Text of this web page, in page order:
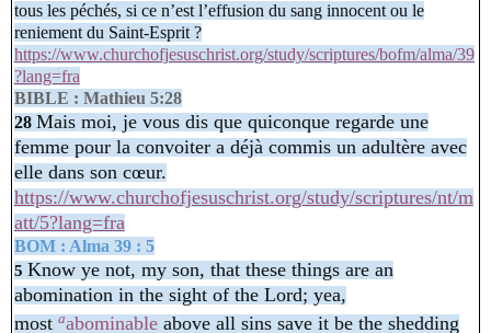
tous les péchés, si ce n’est l’effusion du sang innocent ou le
reniement du Saint-Esprit ?
https://www.churchofjesuschrist.org/study/scriptures/bofm/alma/39
?lang=fra
BIBLE : Mathieu 5:28
28 Mais moi, je vous dis que quiconque regarde une
femme pour la convoiter a déjà commis un adultère avec
elle dans son cœur.
https://www.churchofjesuschrist.org/study/scriptures/nt/m
att/5?lang=fra
BOM : Alma 39 : 5
5 Know ye not, my son, that these things are an
abomination in the sight of the Lord; yea,
most aabominableabove all sins save it be the shedding